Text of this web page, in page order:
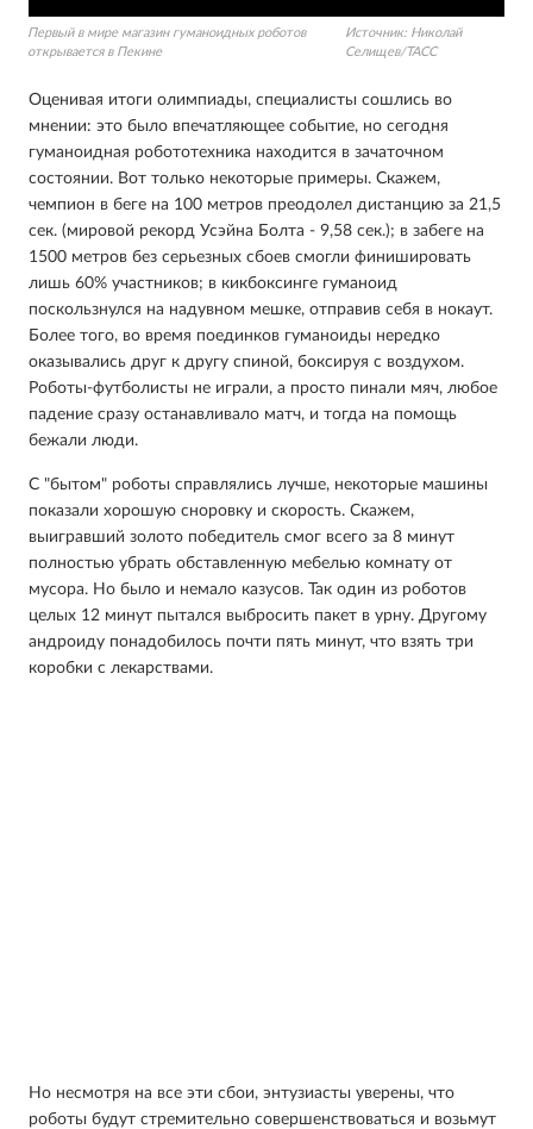
Первый в мире магазин гуманоидных роботов
открывается в Пекине
Источник: Николай
Селищев/ТАСС
Оценивая итоги олимпиады, специалисты сошлись во
мнении: это было впечатляющее событие, но сегодня
гуманоидная робототехника находится в зачаточном
состоянии. Вот только некоторые примеры. Скажем,
чемпион в беге на 100 метров преодолел дистанцию за 21,5
сек. (мировой рекорд Усэйна Болта - 9,58 сек.); в забеге на
1500 метров без серьезных сбоев смогли финишировать
лишь 60% участников; в кикбоксинге гуманоид
поскользнулся на надувном мешке, отправив себя в нокаут.
Более того, во время поединков гуманоиды нередко
оказывались друг к другу спиной, боксируя с воздухом.
Роботы-футболисты не играли, а просто пинали мяч, любое
падение сразу останавливало матч, и тогда на помощь
бежали люди.
С "бытом" роботы справлялись лучше, некоторые машины
показали хорошую сноровку и скорость. Скажем,
выигравший золото победитель смог всего за 8 минут
полностью убрать обставленную мебелью комнату от
мусора. Но было и немало казусов. Так один из роботов
целых 12 минут пытался выбросить пакет в урну. Другому
андроиду понадобилось почти пять минут, что взять три
коробки с лекарствами.
Но несмотря на все эти сбои, энтузиасты уверены, что
роботы будут стремительно совершенствоваться и возьмут